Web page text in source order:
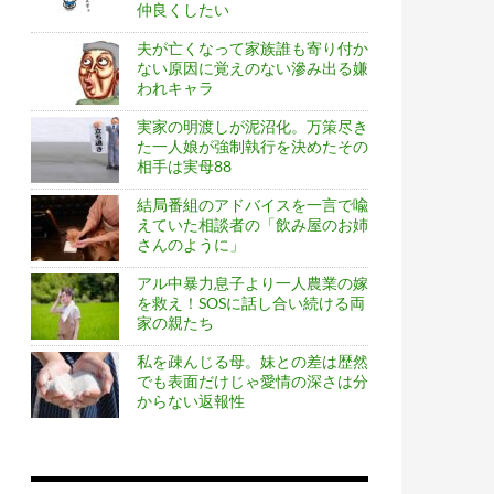
仲良くしたい
夫が亡くなって家族誰も寄り付か
ない原因に覚えのない滲み出る嫌
われキャラ
実家の明渡しが泥沼化。万策尽き
た一人娘が強制執行を決めたその
相手は実母88
結局番組のアドバイスを一言で喩
えていた相談者の「飲み屋のお姉
さんのように」
アル中暴力息子より一人農業の嫁
を救え！SOSに話し合い続ける両
家の親たち
私を疎んじる母。妹との差は歴然
でも表面だけじゃ愛情の深さは分
からない返報性